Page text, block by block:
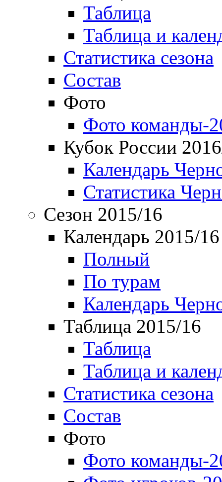
Таблица
Таблица и
Статистика сезона
Состав
Фото
Фото команды-
Кубок России
Календарь
Статистика
Сезон 2015/16
Календарь 2015/16
Полный
По турам
Календарь
Таблица 2015/16
Таблица
Таблица и
Статистика сезона
Состав
Фото
Фото команды-